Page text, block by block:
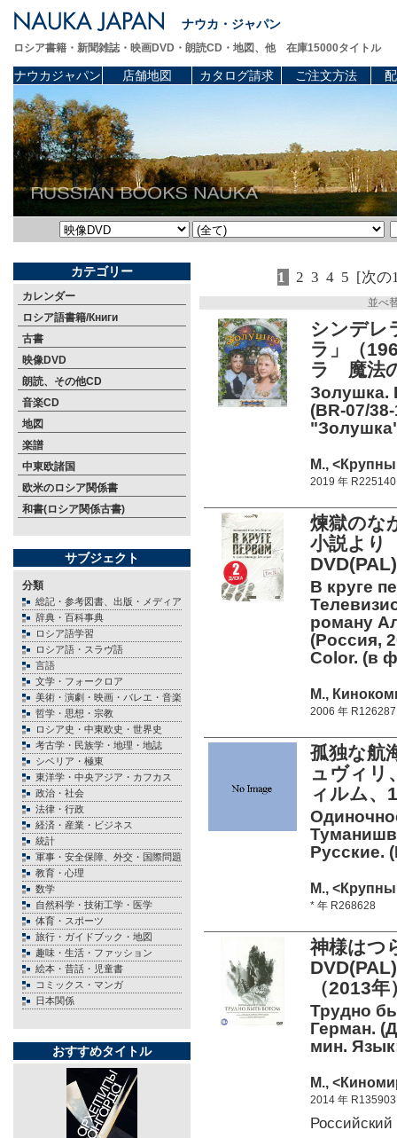
ナウカ・ジャパン
ロシア書籍・新聞雑誌・映画DVD・朗読CD・地図、他 在庫15000タイトル
ナウカジャパン 店舗地図 カタログ請求 ご注文方法
カテゴリー
カレンダー
ロシア語書籍/Книги
古書
映像DVD
朗読、その他CD
音楽CD
地図
楽譜
中東欧諸国
欧米のロシア関係書
和書(ロシア関係古書)
サブジェクト
分類
総記・参考図書、出版・メディア
辞典・百科事典
ロシア語学習
ロシア語・スラヴ語
言語
文学・フォークロア
美術・演劇・映画・バレエ・音楽
哲学・思想・宗教
ロシア史・中東欧史・世界史
考古学・民族学・地理・地誌
シベリア・極東
東洋学・中央アジア・カフカス
政治・社会
法律・行政
経済・産業・ビジネス
統計
軍事・安全保障、外交・国際問題
教育・心理
数学
自然科学・技術工学・医学
体育・スポーツ
旅行・ガイドブック・地図
趣味・生活・ファッション
絵本・昔話・児童書
コミックス・マンガ
日本関係
おすすめタイトル
1 2 3 4 5 [次の
並べ
シンデ
ラ」（
ラ 魔法
Золушка.
(BR-07/
М.,
2019 年 R225140
煉獄のな
小説よ
DVD(PAL)
В круге
роману
(Россия,
Color. (в
М.,
2006 年 R126287
孤独な航
ュヴィリ
ィルム、
Русские.
М.,
* 年 R268628
神様はつ
（2013年
Трудно
Герман.
мин.
М.,
2014 年 R135903